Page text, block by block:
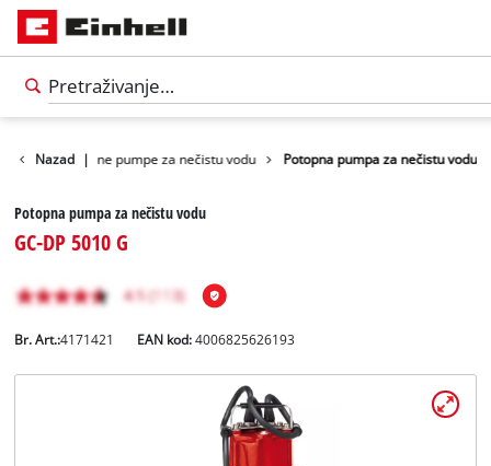
Nazad |
Potopne pumpe za nečistu vodu Potopna pumpa za nečistu vodu
Potopna pumpa za nečistu vodu
GC-DP 5010 G
Br. Art.:4171421 EAN kod:4006825626193